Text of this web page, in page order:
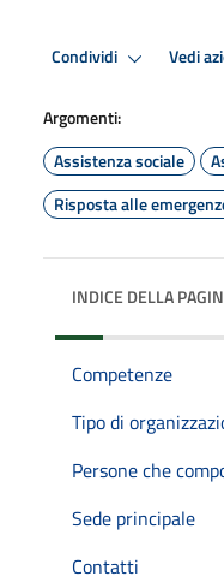
Condividi Vedi
Argomenti:
Assistenza sociale
Risposta alle
INDICE DELLA
Competenze
Tipo di
Persone che
Sede principale
Contatti